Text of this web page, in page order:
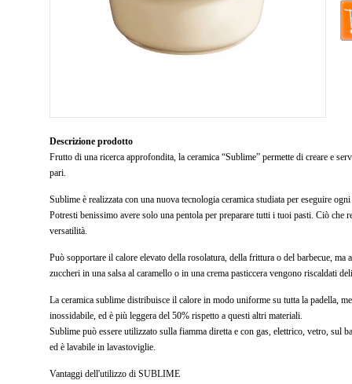
Descrizione prodotto
Frutto di una ricerca approfondita, la ceramica “Sublime” permette di creare e
pari.
Sublime è realizzata con una nuova tecnologia ceramica studiata per eseguire
Potresti benissimo avere solo una pentola per preparare tutti i tuoi pasti. Ciò che
versatilità.
Può sopportare il calore elevato della rosolatura, della frittura o del barbecue, ma
zuccheri in una salsa al caramello o in una crema pasticcera vengono riscaldati
La ceramica sublime distribuisce il calore in modo uniforme su tutta la padella,
inossidabile, ed è più leggera del 50% rispetto a questi altri materiali.
Sublime può essere utilizzato sulla fiamma diretta e con gas, elettrico, vetro, sul
ed è lavabile in lavastoviglie.
Vantaggi dell'utilizzo di SUBLIME